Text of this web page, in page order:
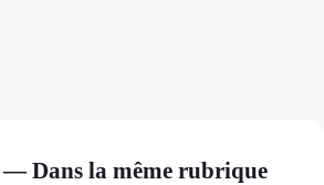
— Dans la même rubrique